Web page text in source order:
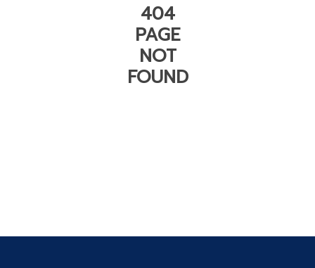
404
PAGE
NOT
FOUND